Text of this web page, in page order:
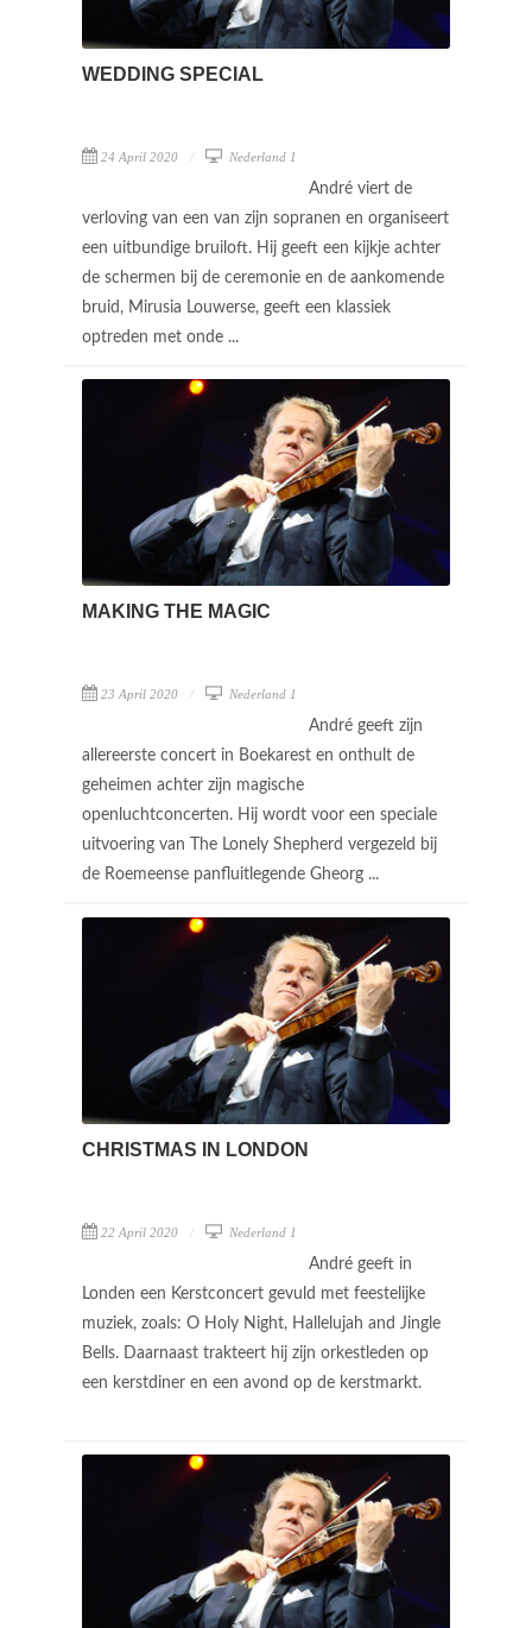
WEDDING SPECIAL
24 April 2020 Nederland 1
André viert de
verloving van een van zijn sopranen en organiseert
een uitbundige bruiloft. Hij geeft een kijkje achter
de schermen bij de ceremonie en de aankomende
bruid, Mirusia Louwerse, geeft een klassiek
optreden met onde ...
MAKING THE MAGIC
23 April 2020 Nederland 1
André geeft zijn
allereerste concert in Boekarest en onthult de
geheimen achter zijn magische
openluchtconcerten. Hij wordt voor een speciale
uitvoering van The Lonely Shepherd vergezeld bij
de Roemeense panfluitlegende Gheorg ...
CHRISTMAS IN LONDON
22 April 2020 Nederland 1
André geeft in
Londen een Kerstconcert gevuld met feestelijke
muziek, zoals: O Holy Night, Hallelujah and Jingle
Bells. Daarnaast trakteert hij zijn orkestleden op
een kerstdiner en een avond op de kerstmarkt.